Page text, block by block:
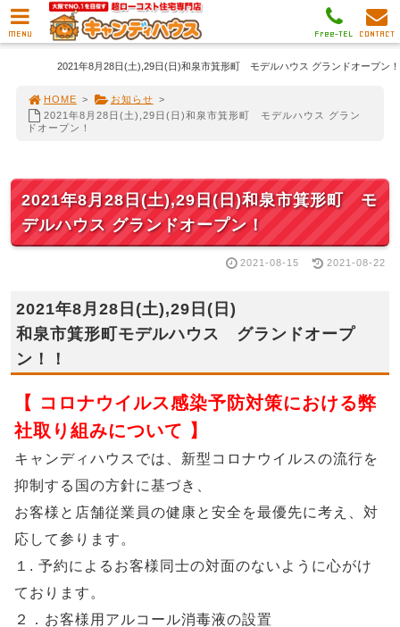
2021年8月28日(土),29日(日)和泉市箕形町 モデルハウス グランドオープン！
HOME > お知らせ >
2021年8月28日(土),29日(日)和泉市箕形町 モデルハウス グラン
ドオープン！
2021年8月28日(土),29日(日)和泉市箕形町 モ
デルハウス グランドオープン！
2021-08-15 2021-08-22
2021年8月28日(土),29日(日)
和泉市箕形町モデルハウス グランドオープ
ン！！
【 コロナウイルス感染予防対策における弊
社取り組みについて 】
キャンディハウスでは、新型コロナウイルスの流行を
抑制する国の方針に基づき、
お客様と店舗従業員の健康と安全を最優先に考え、対
応して参ります。
１. 予約によるお客様同士の対面のないように心がけ
ております。
２．お客様用アルコール消毒液の設置
MENU CONTACT
Free-TEL